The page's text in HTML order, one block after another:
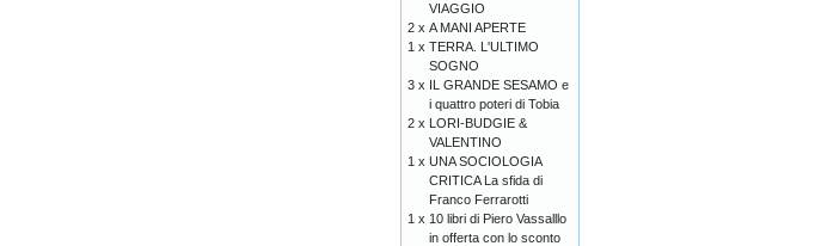
VIAGGIO
2 x A MANI APERTE
1 x TERRA. L'ULTIMO
SOGNO
3 x IL GRANDE SESAMO e
i quattro poteri di Tobia
2 x LORI-BUDGIE &
VALENTINO
1 x UNA SOCIOLOGIA
CRITICA La sfida di
Franco Ferrarotti
1 x 10 libri di Piero Vassalllo
in offerta con lo sconto